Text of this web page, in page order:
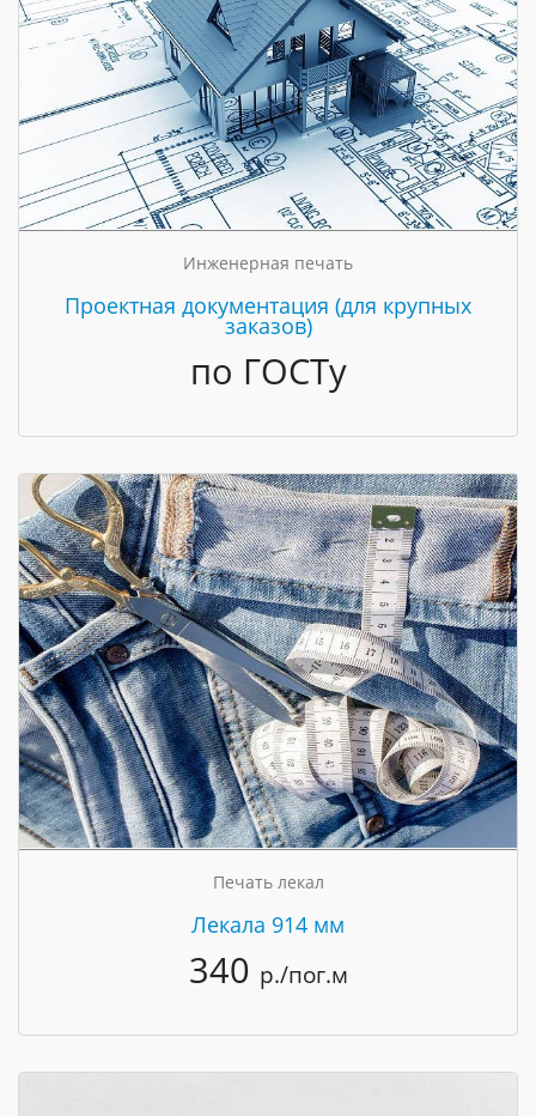
Инженерная печать
Проектная документация (для крупных
заказов)
по ГОСТу
Печать лекал
Лекала 914 мм
340 р./пог.м